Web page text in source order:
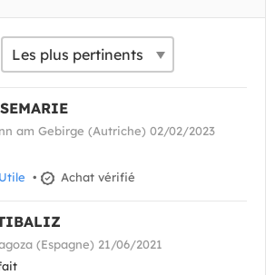
am Gebirge (Autriche) 02/02/2023
Utile • Achat vérifié
(Espagne) 21/06/2021